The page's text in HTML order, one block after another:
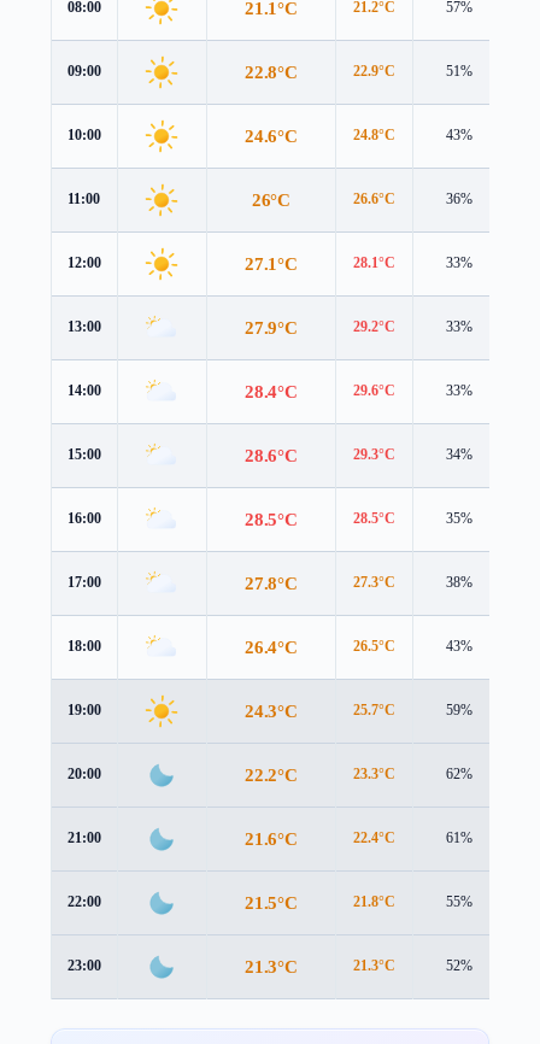
08:00 21.1°C 21.2°C 57%
09:00 22.8°C 22.9°C 51%
10:00 24.6°C 24.8°C 43%
11:00 26°C 26.6°C 36%
12:00 27.1°C 28.1°C 33%
13:00 27.9°C 29.2°C 33%
14:00 28.4°C 29.6°C 33%
15:00 28.6°C 29.3°C 34%
16:00 28.5°C 28.5°C 35%
17:00 27.8°C 27.3°C 38%
18:00 26.4°C 26.5°C 43%
19:00 24.3°C 25.7°C 59%
20:00 22.2°C 23.3°C 62%
21:00 21.6°C 22.4°C 61%
22:00 21.5°C 21.8°C 55%
23:00 21.3°C 21.3°C 52%